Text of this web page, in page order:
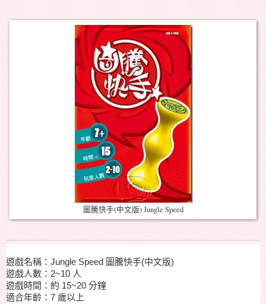
圖騰快手(中文版) Jungle Speed
遊戲名稱：Jungle Speed 圖騰快手(中文版)
遊戲人數：2~10 人
遊戲時間：約 15~20 分鐘
適合年齡：7 歲以上